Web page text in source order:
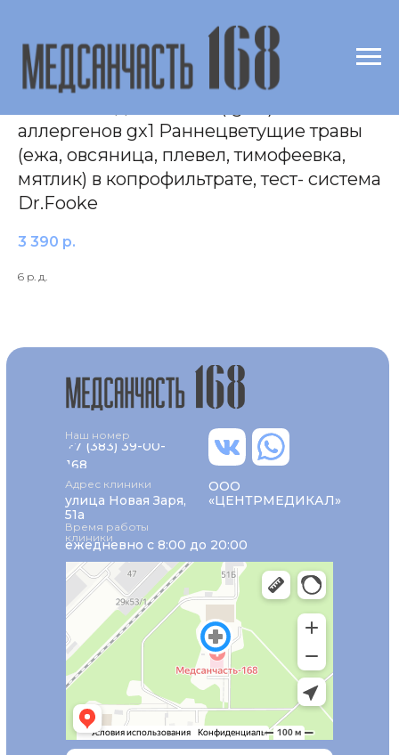
Исследование уровня специфических
аллергенов gx1 Раннецветущие травы
(ежа, овсяница, плевел, тимофеевка,
мятлик) в копрофильтрате, тест- система
Dr.Fooke
3 390 р.
6 р. д.
+7 (383) 39-00-
168
Наш номер
ежедневно с 8:00 до 20:00
Время работы
клиники
Адрес клиники
улица Новая Заря,
51а
ООО
«ЦЕНТРМЕДИКАЛ»